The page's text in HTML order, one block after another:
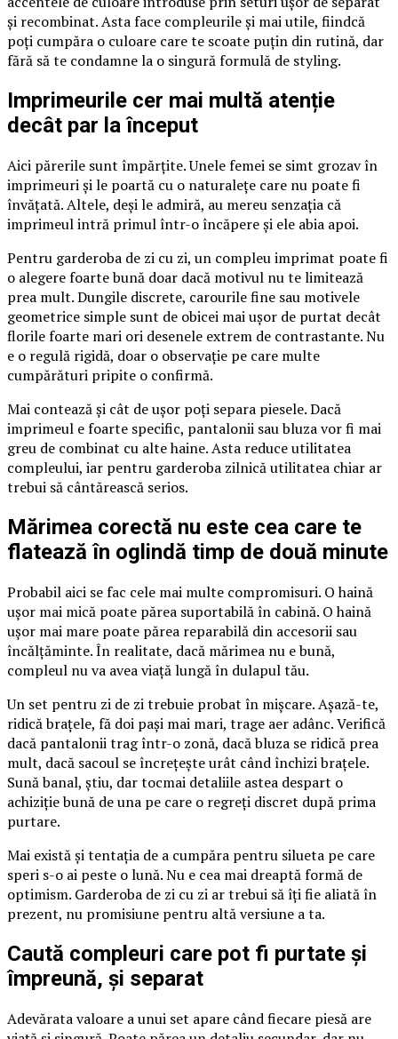
și recombinat. Asta face compleurile și mai utile, fiindcă
poți cumpăra o culoare care te scoate puțin din rutină, dar
fără să te condamne la o singură formulă de styling.
Imprimeurile cer mai multă atenție
decât par la început
Aici părerile sunt împărțite. Unele femei se simt grozav în
imprimeuri și le poartă cu o naturalețe care nu poate fi
învățată. Altele, deși le admiră, au mereu senzația că
imprimeul intră primul într-o încăpere și ele abia apoi.
Pentru garderoba de zi cu zi, un compleu imprimat poate fi
o alegere foarte bună doar dacă motivul nu te limitează
prea mult. Dungile discrete, carourile fine sau motivele
geometrice simple sunt de obicei mai ușor de purtat decât
florile foarte mari ori desenele extrem de contrastante. Nu
e o regulă rigidă, doar o observație pe care multe
cumpărături pripite o confirmă.
Mai contează și cât de ușor poți separa piesele. Dacă
imprimeul e foarte specific, pantalonii sau bluza vor fi mai
greu de combinat cu alte haine. Asta reduce utilitatea
compleului, iar pentru garderoba zilnică utilitatea chiar ar
trebui să cântărească serios.
Mărimea corectă nu este cea care te
flatează în oglindă timp de două minute
Probabil aici se fac cele mai multe compromisuri. O haină
ușor mai mică poate părea suportabilă în cabină. O haină
ușor mai mare poate părea reparabilă din accesorii sau
încălțăminte. În realitate, dacă mărimea nu e bună,
compleul nu va avea viață lungă în dulapul tău.
Un set pentru zi de zi trebuie probat în mișcare. Așază-te,
ridică brațele, fă doi pași mai mari, trage aer adânc. Verifică
dacă pantalonii trag într-o zonă, dacă bluza se ridică prea
mult, dacă sacoul se încrețește urât când închizi brațele.
Sună banal, știu, dar tocmai detaliile astea despart o
achiziție bună de una pe care o regreți discret după prima
purtare.
Mai există și tentația de a cumpăra pentru silueta pe care
speri s-o ai peste o lună. Nu e cea mai dreaptă formă de
optimism. Garderoba de zi cu zi ar trebui să îți fie aliată în
prezent, nu promisiune pentru altă versiune a ta.
Caută compleuri care pot fi purtate și
împreună, și separat
Adevărata valoare a unui set apare când fiecare piesă are